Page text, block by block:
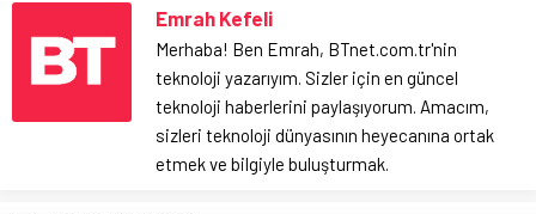
Emrah Kefeli
Merhaba! Ben Emrah, BTnet.com.tr'nin
teknoloji yazarıyım. Sizler için en güncel
teknoloji haberlerini paylaşıyorum. Amacım,
sizleri teknoloji dünyasının heyecanına ortak
etmek ve bilgiyle buluşturmak.